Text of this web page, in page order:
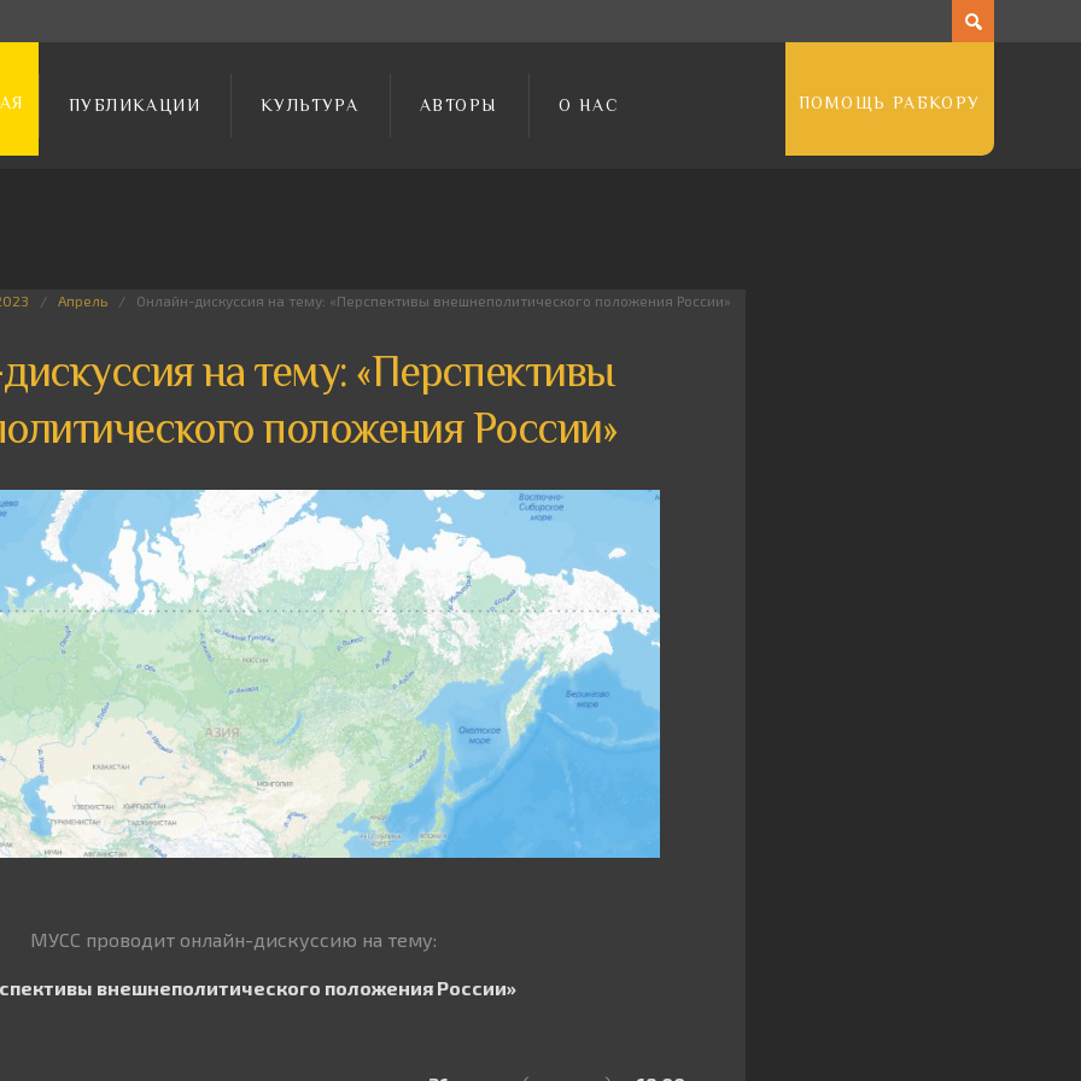
ПУБЛИКАЦИИ КУЛЬТУРА АВТОРЫ О НАС ПОМОЩЬ РАБКОРУ
Апрель Онлайн-дискуссия на тему: «Перспективы внешнеполитического положения России»
на тему: «Перспективы
положения России»
МУСС проводит онлайн-дискуссию на тему:
внешнеполитического положения России»